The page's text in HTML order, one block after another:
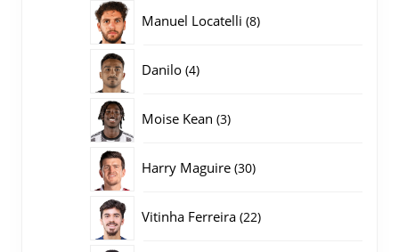
Manuel Locatelli 88
Danilo 44
Moise Kean 33
Harry Maguire 3030
Vitinha Ferreira 2222